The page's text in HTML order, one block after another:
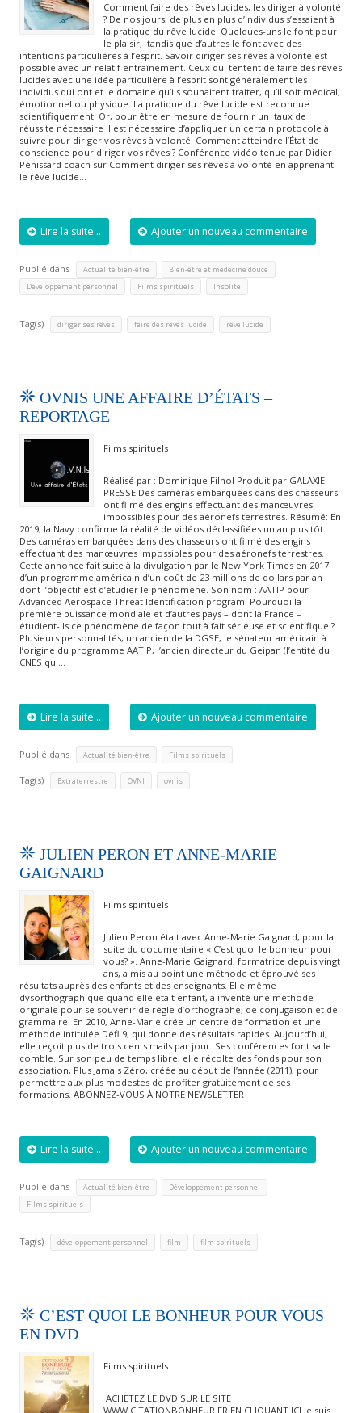
Comment faire des rêves lucides, les diriger à volonté
? De nos jours, de plus en plus d’individus s’essaient à
la pratique du rêve lucide. Quelques-uns le font pour
le plaisir, tandis que d’autres le font avec des
intentions particulières à l’esprit. Savoir diriger ses rêves à volonté est
possible avec un relatif entraînement. Ceux qui tentent de faire des rêves
lucides avec une idée particulière à l’esprit sont généralement les
individus qui ont et le domaine qu’ils souhaitent traiter, qu’il soit médical,
émotionnel ou physique. La pratique du rêve lucide est reconnue
scientifiquement. Or, pour être en mesure de fournir un taux de
réussite nécessaire il est nécessaire d’appliquer un certain protocole à
suivre pour diriger vos rêves à volonté. Comment atteindre l’État de
conscience pour diriger vos rêves ? Conférence vidéo tenue par Didier
Pénissard coach sur Comment diriger ses rêves à volonté en apprenant
le rêve lucide…
Lire la suite... Ajouter un nouveau commentaire
Publié dans Actualité bien-être Bien-être et médecine douce
Développement personnel Films spirituels Insolite
Tag(s) diriger ses rêves faire des rêves lucide rêve lucide
OVNIS UNE AFFAIRE D’ÉTATS –
REPORTAGE
Films spirituels
Réalisé par : Dominique Filhol Produit par GALAXIE
PRESSE Des caméras embarquées dans des chasseurs
ont filmé des engins effectuant des manœuvres
impossibles pour des aéronefs terrestres. Résumé: En
2019, la Navy confirme la réalité de vidéos déclassifiées un an plus tôt.
Des caméras embarquées dans des chasseurs ont filmé des engins
effectuant des manœuvres impossibles pour des aéronefs terrestres.
Cette annonce fait suite à la divulgation par le New York Times en 2017
d’un programme américain d’un coût de 23 millions de dollars par an
dont l’objectif est d’étudier le phénomène. Son nom : AATIP pour
Advanced Aerospace Threat Identification program. Pourquoi la
première puissance mondiale et d’autres pays – dont la France –
étudient-ils ce phénomène de façon tout à fait sérieuse et scientifique ?
Plusieurs personnalités, un ancien de la DGSE, le sénateur américain à
l’origine du programme AATIP, l’ancien directeur du Geipan (l’entité du
CNES qui…
Lire la suite... Ajouter un nouveau commentaire
Publié dans Actualité bien-être Films spirituels
Tag(s) Extraterrestre OVNI ovnis
JULIEN PERON ET ANNE-MARIE
GAIGNARD
Films spirituels
Julien Peron était avec Anne-Marie Gaignard, pour la
suite du documentaire « C’est quoi le bonheur pour
vous? ». Anne-Marie Gaignard, formatrice depuis vingt
ans, a mis au point une méthode et éprouvé ses
résultats auprès des enfants et des enseignants. Elle même
dysorthographique quand elle était enfant, a inventé une méthode
originale pour se souvenir de règle d’orthographe, de conjugaison et de
grammaire. En 2010, Anne-Marie crée un centre de formation et une
méthode intitulée Défi 9, qui donne des résultats rapides. Aujourd’hui,
elle reçoit plus de trois cents mails par jour. Ses conférences font salle
comble. Sur son peu de temps libre, elle récolte des fonds pour son
association, Plus Jamais Zéro, créée au début de l’année (2011), pour
permettre aux plus modestes de profiter gratuitement de ses
formations. ABONNEZ-VOUS À NOTRE NEWSLETTER
Lire la suite... Ajouter un nouveau commentaire
Publié dans Actualité bien-être Développement personnel
Films spirituels
Tag(s) développement personnel film film spirituels
C’EST QUOI LE BONHEUR POUR VOUS
EN DVD
Films spirituels
ACHETEZ LE DVD SUR LE SITE
WWW.CITATIONBONHEUR.FR EN CLIQUANT ICI Je suis